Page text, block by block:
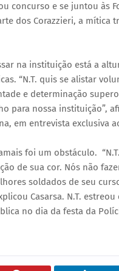
concurso e se juntou às
dos Corazzieri, a
na instituição está a
“N.T. quis se alistar
e determinação
para nossa instituição”,
em entrevista exclusiva
foi um obstáculo.
de sua cor. Nós não
soldados de seu
Casarsa. N.T.
no dia da festa da